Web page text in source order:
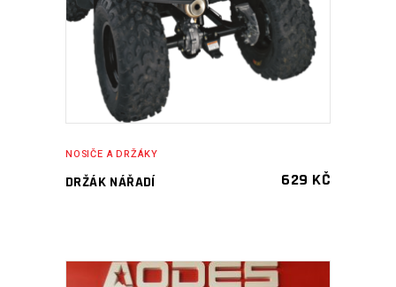
NOSIČE A DRŽÁKY
DRŽÁK NÁŘADÍ 629 KČ